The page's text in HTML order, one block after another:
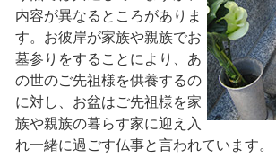
内容が異なるところがありま
す。お彼岸が家族や親族でお
墓参りをすることにより、あ
の世のご先祖様を供養するの
に対し、お盆はご先祖様を家
族や親族の暮らす家に迎え入
れ一緒に過ごす仏事と言われています。